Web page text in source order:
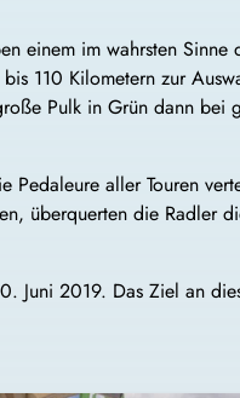
einem im wahrsten Sinne
110 Kilometern zur
Pulk in Grün dann
aller Touren
überquerten die Radler
Juni 2019. Das Ziel an